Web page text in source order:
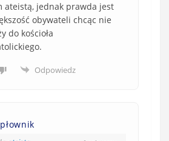
ateistą, jednak prawda jest
obywateli chcąc nie
do kościoła
Odpowiedz